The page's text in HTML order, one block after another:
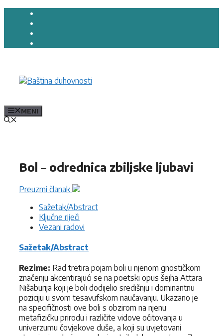
Preskoči
MENI
Bol – odrednica zbiljske ljubavi
Preuzmi članak
Sažetak/Abstract
Ključne riječi
Vezani radovi
Sažetak/Abstract
Rezime: Rad tretira pojam boli u njenom gnostičkom
značenju akcentirajući se na poetski opus šejha Attara
Nišaburija koji je boli dodijelio središnju i dominantnu
poziciju u svom tesavufskom naučavanju. Ukazano je
na specifičnosti ove boli s obzirom na njenu
metafizičku prirodu i različite vidove očitovanja u
univerzumu čovjekove duše, a koji su uvjetovani